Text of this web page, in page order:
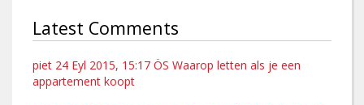
Latest Comments
piet 24 Eyl 2015, 15:17 ÖS Waarop letten als je een
appartement koopt